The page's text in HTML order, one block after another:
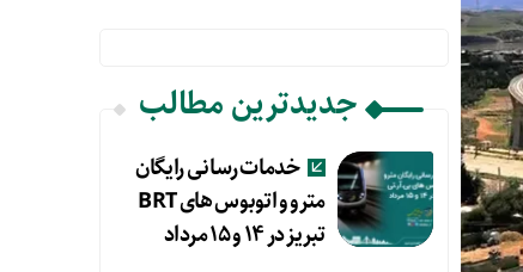
جدیدترین مطالب
خدمات رسانی رایگان
مترو و اتوبوس های BRT
تبریز در ۱۴ و ۱۵ مرداد